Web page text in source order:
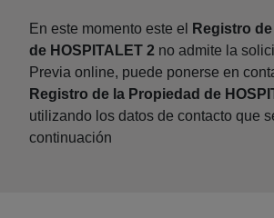
En este momento este el
Registro
de HOSPITALET 2 no admite la
Previa online, puede ponerse en
Registro de la Propiedad de
utilizando los datos de contacto que
continuación